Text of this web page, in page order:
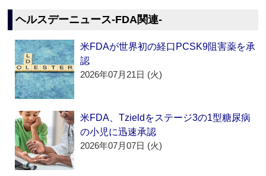
ヘルスデーニュース‐FDA関連‐
米FDAが世界初の経口PCSK9阻害薬を承
認
2026年07月21日 (火)
米FDA、Tzieldをステージ3の1型糖尿病
の小児に迅速承認
2026年07月07日 (火)